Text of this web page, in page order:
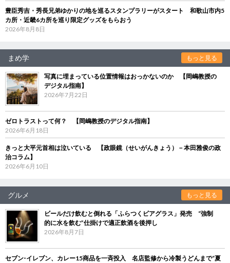
豊臣秀吉・秀長兄弟ゆかりの地を巡るスタンプラリーがスタート 和歌山市内5
カ所・近畿6カ所を巡り限定グッズをもらおう
2026年8月8日
まめ学 もっと見る
写真に埋まっている位置情報はおっかないのか 【岡嶋教授の
デジタル指南】
2026年7月22日
ゼロトラストって何？ 【岡嶋教授のデジタル指南】
2026年6月18日
きっと大平元首相は泣いている 【政眼鏡（せいがんきょう）－本田雅俊の政
治コラム】
2026年6月10日
グルメ もっと見る
ビールだけ飲むと倒れる「ふらつくビアグラス」発売 “強制
的に水を飲む”仕掛けで適正飲酒を後押し
2026年8月7日
セブン‐イレブン、カレー15商品を一斉投入 名店監修から冷製うどんまで“夏